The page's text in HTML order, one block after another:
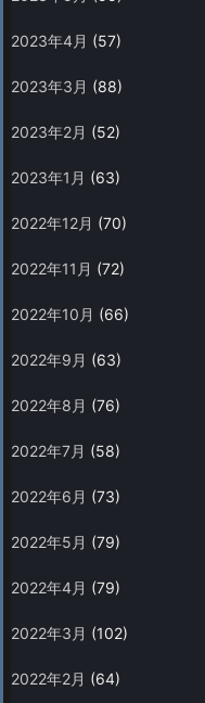
2023年4月 (57)
2023年3月 (88)
2023年2月 (52)
2023年1月 (63)
2022年12月 (70)
2022年11月 (72)
2022年10月 (66)
2022年9月 (63)
2022年8月 (76)
2022年7月 (58)
2022年6月 (73)
2022年5月 (79)
2022年4月 (79)
2022年3月 (102)
2022年2月 (64)